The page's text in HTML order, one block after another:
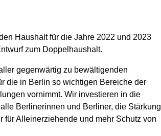
Haushalt für die Jahre 2022 und 2023
zum Doppelhaushalt.
gegenwärtig zu bewältigenden
die in Berlin so wichtigen Bereiche der
vornimmt. Wir investieren in die
Berlinerinnen und Berliner, die Stärkung
Alleinerziehende und mehr Schutz von